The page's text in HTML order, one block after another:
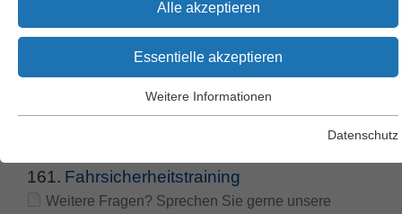
Suchen
161. Fahrsicherheitstraining
Weitere Fragen? Sprechen Sie gerne unsere
Alle akzeptieren
Essentielle akzeptieren
Essentielle Cookies werden für grundlegende Funktionen der
Webseite einwandfrei funktioniert.
Name fe_typo_user
Cookie-Informationen
Weitere Informationen
Datenschutz